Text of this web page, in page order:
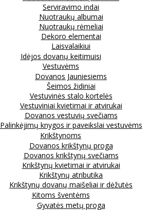
Serviravimo indai
Nuotraukų albumai
Nuotraukų rėmeliai
Dekoro elementai
Laisvalaikiui
Idėjos dovanų keitimuisi
Vestuvėms
Dovanos Jauniesiems
Šeimos židiniai
Vestuvinės stalo kortelės
Vestuviniai kvietimai ir atvirukai
Dovanos vestuvių svečiams
Palinkėjimų knygos ir paveikslai vestuvėms
Krikštynoms
Dovanos krikštynų proga
Dovanos krikštynų svečiams
Krikštynų kvietimai ir atvirukai
Krikštynų atributika
Krikštynų dovanų maišeliai ir dėžutės
Kitoms šventėms
Gyvatės metų proga